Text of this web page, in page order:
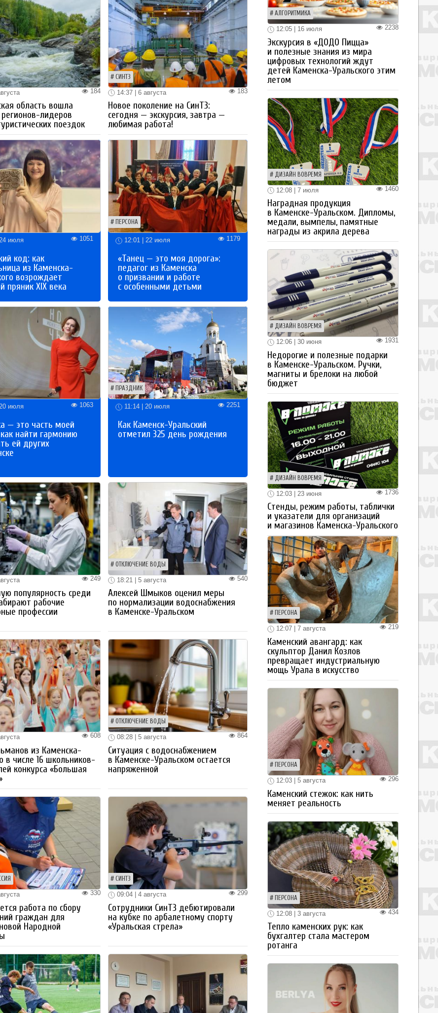
184
область вошла
лидеров
поездок
СИНТЗ
183
14:37 | 6 августа
Новое поколение на СинТЗ:
сегодня — экскурсия, завтра —
любимая работа!
июля 1051
код: как
из Каменска-
возрождает
пряник XIX века
ПЕРСОНА
12:01 | 22 июля 1179
«Танец — это моя дорога»:
педагог из Каменска
о призвании и работе
с особенными детьми
июля 1063
— это часть моей
найти гармонию
ей других
ПРАЗДНИК
11:14 | 20 июля 2251
Как Каменск-Уральский
отметил 325 день рождения
249
популярность среди
рабочие
профессии
ОТКЛЮЧЕНИЕ ВОДЫ
540
18:21 | 5 августа
Алексей Шмыков оценил меры
по нормализации водоснабжения
в Каменске-Уральском
608
из Каменска-
в числе 16 школьников-
конкурса «Большая
ОТКЛЮЧЕНИЕ ВОДЫ
864
08:28 | 5 августа
Ситуация с водоснабжением
в Каменске-Уральском остается
напряженной
330
работа по сбору
граждан для
Народной
СИНТЗ
299
09:04 | 4 августа
Сотрудники СинТЗ дебютировали
на кубке по арбалетному спорту
«Уральская стрела»
АЛГОРИТМИКА
2238
12:05 | 16 июля
Экскурсия в «ДОДО Пицца»
и полезные знания из мира
цифровых технологий ждут
детей Каменска-Уральского этим
летом
ДИЗАЙН ВОВРЕМЯ
1460
12:08 | 7 июля
Наградная продукция
в Каменске-Уральском. Дипломы,
медали, вымпелы, памятные
награды из акрила дерева
ДИЗАЙН ВОВРЕМЯ
1931
12:06 | 30 июня
Недорогие и полезные подарки
в Каменске-Уральском. Ручки,
магниты и брелоки на любой
бюджет
ДИЗАЙН ВОВРЕМЯ
1736
12:03 | 23 июня
Стенды, режим работы, таблички
и указатели для организаций
и магазинов Каменска-Уральского
ПЕРСОНА
219
12:07 | 7 августа
Каменский авангард: как
скульптор Данил Козлов
превращает индустриальную
мощь Урала в искусство
ПЕРСОНА
296
12:03 | 5 августа
Каменский стежок: как нить
меняет реальность
ПЕРСОНА
434
12:08 | 3 августа
Тепло каменских рук: как
бухгалтер стала мастером
ротанга